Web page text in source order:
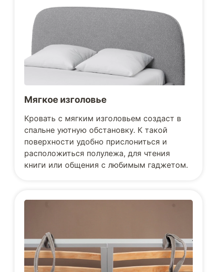
Мягкое изголовье
Кровать с мягким изголовьем создаст в
спальне уютную обстановку. К такой
поверхности удобно прислониться и
расположиться полулежа, для чтения
книги или общения с любимым гаджетом.